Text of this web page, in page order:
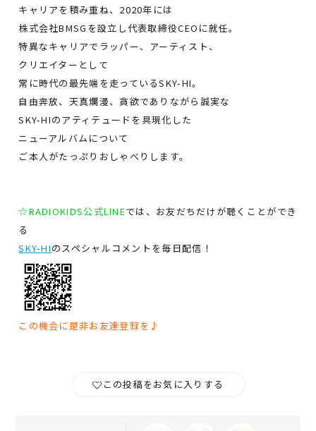
キャリアを積み重ね、2020年には
株式会社BMSGを設立し代表取締役CEOに就任。
特異なキャリアでラッパー、アーティスト、
クリエイターとして
常に時代の最先端を走っているSKY-HI。
自由奔放、天真爛漫、貪欲でありながら誠実な
SKY-HIのアティテュードを具現化した
ニューアルバムについて
ご本人がたっぷりおしゃべりします。
☆RADIOKIDS公式LINEでは、お友だちだけが聴くことができ
る
SKY-HIのスペシャルコメントを毎日配信！
この機会に是非お友達登録を♪
この投稿をお気に入りする